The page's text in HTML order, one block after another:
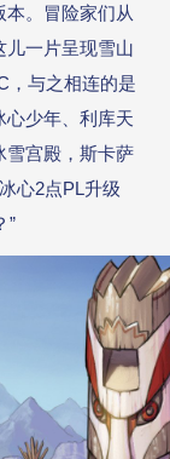
数据库
游戏攻略
。冒险家们从
儿一片呈现雪山
，与之相连的是
心少年、利库天
雪宫殿，斯卡萨
心2点PL升级
”